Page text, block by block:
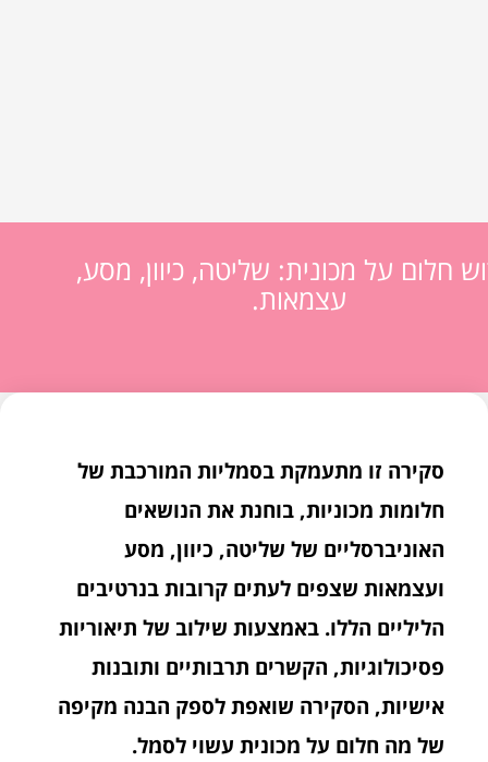
חלום על מכונית: שליטה, כיוון, מסע,
עצמאות.
סקירה זו מתעמקת בסמליות המורכבת של
חלומות מכוניות, בוחנת את הנושאים
האוניברסליים של שליטה, כיוון, מסע
ועצמאות שצפים לעתים קרובות בנרטיבים
הליליים הללו. באמצעות שילוב של תיאוריות
פסיכולוגיות, הקשרים תרבותיים ותובנות
אישיות, הסקירה שואפת לספק הבנה מקיפה
של מה חלום על מכונית עשוי לסמל.